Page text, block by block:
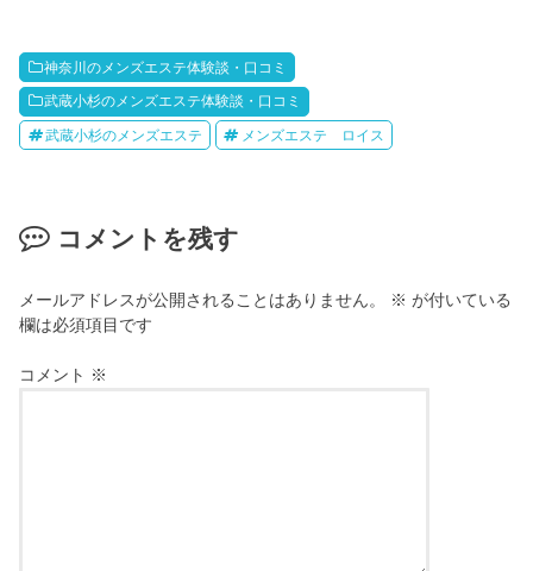
神奈川のメンズエステ体験談・口コミ
武蔵小杉のメンズエステ体験談・口コミ
武蔵小杉のメンズエステ メンズエステ ロイス
コメントを残す
メールアドレスが公開されることはありません。 ※ が付いている
欄は必須項目です
コメント ※